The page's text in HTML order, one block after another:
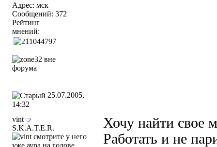
Адрес: мск
Сообщений: 372
Рейтинг
мнений:
25.07.2005,
14:32
vint
S.K.A.T.E.R.
Хочу найти свое
Работать и не